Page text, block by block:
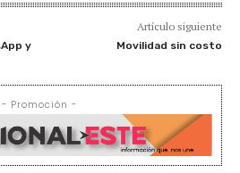
y
Artículo siguiente
Movilidad sin costo
- Promoción -